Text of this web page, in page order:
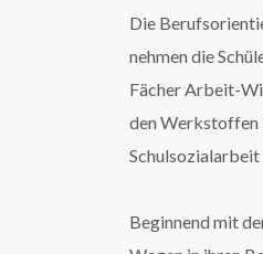
Die
nehmen die
Fächer Arbeit-
den Werkstoffen
Beginnend mit